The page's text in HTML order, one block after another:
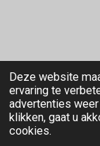
Deze website
ervaring te
advertenties weer
klikken, gaat u
cookies.
©2025
Nintendo/
Our webshop is not